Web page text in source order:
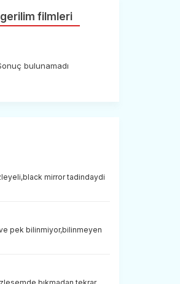
filmleri
bulunamadı
mirror tadindaydi
pek bilinmiyor,bilinmeyen